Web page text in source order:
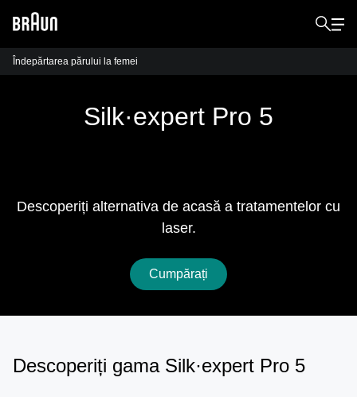
Îndepărtarea părului la femei
Silk·expert Pro 5
Descoperiți alternativa de acasă a tratamentelor cu
laser.
Cumpărați
Descoperiți gama Silk·expert Pro 5